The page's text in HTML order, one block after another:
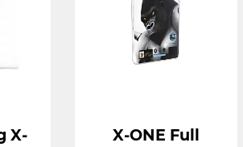
X-
X-ONE Full